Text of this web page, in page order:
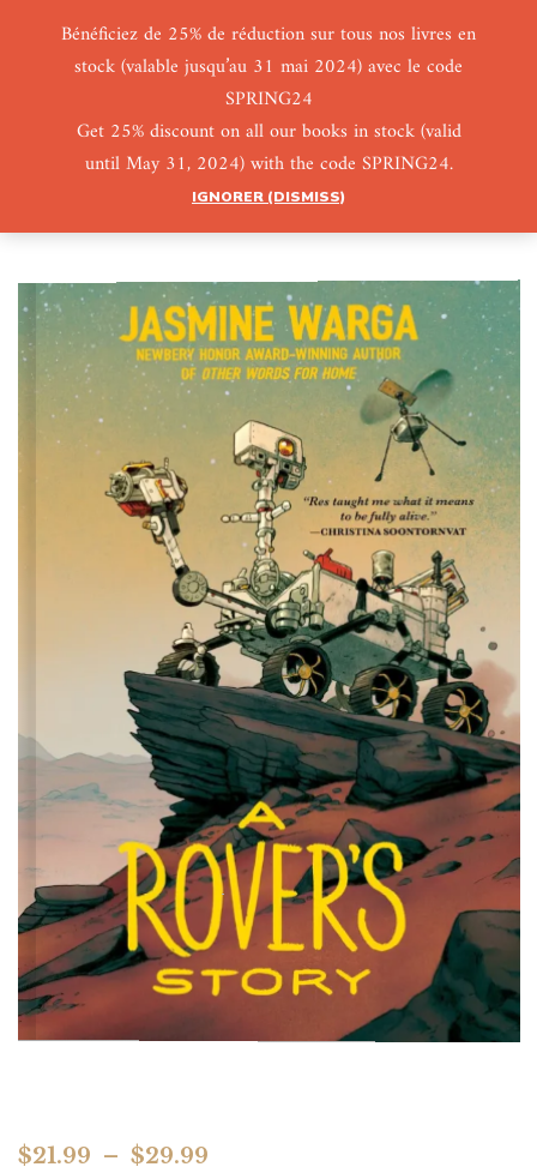
Bénéficiez de 25% de réduction sur tous nos livres en
stock (valable jusqu’au 31 mai 2024) avec le code
SPRING24
Get 25% discount on all our books in stock (valid
until May 31, 2024) with the code SPRING24.
IGNORER (DISMISS)
0 0
$21.99 – $29.99